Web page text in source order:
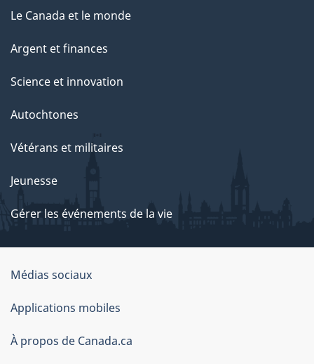
Le Canada et le monde
Argent et finances
Science et innovation
Autochtones
Vétérans et militaires
Jeunesse
Gérer les événements de la vie
Organisation
du
gouvernement
du
Médias sociaux
Applications mobiles
À propos de Canada.ca